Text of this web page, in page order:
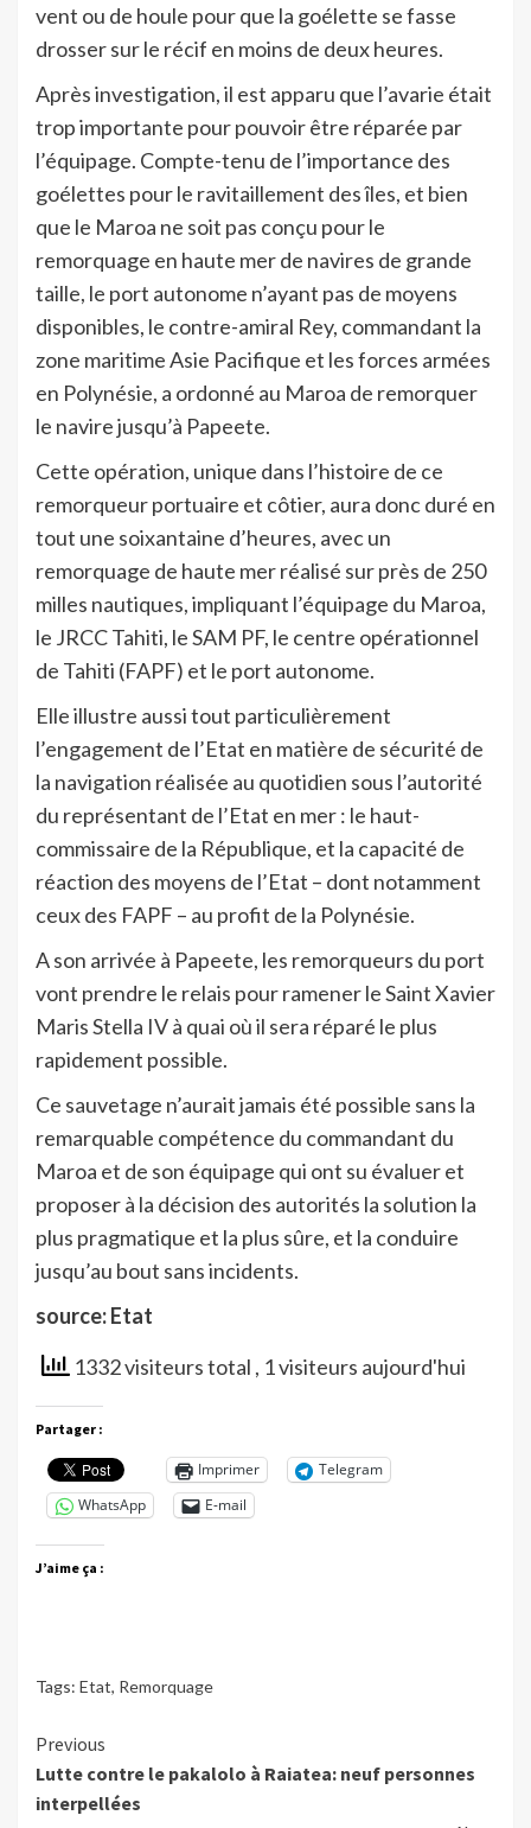
vent ou de houle pour que la goélette se fasse
drosser sur le récif en moins de deux heures.
Après investigation, il est apparu que l’avarie était
trop importante pour pouvoir être réparée par
l’équipage. Compte-tenu de l’importance des
goélettes pour le ravitaillement des îles, et bien
que le Maroa ne soit pas conçu pour le
remorquage en haute mer de navires de grande
taille, le port autonome n’ayant pas de moyens
disponibles, le contre-amiral Rey, commandant la
zone maritime Asie Pacifique et les forces armées
en Polynésie, a ordonné au Maroa de remorquer
le navire jusqu’à Papeete.
Cette opération, unique dans l’histoire de ce
remorqueur portuaire et côtier, aura donc duré en
tout une soixantaine d’heures, avec un
remorquage de haute mer réalisé sur près de 250
milles nautiques, impliquant l’équipage du Maroa,
le JRCC Tahiti, le SAM PF, le centre opérationnel
de Tahiti (FAPF) et le port autonome.
Elle illustre aussi tout particulièrement
l’engagement de l’Etat en matière de sécurité de
la navigation réalisée au quotidien sous l’autorité
du représentant de l’Etat en mer : le haut-
commissaire de la République, et la capacité de
réaction des moyens de l’Etat – dont notamment
ceux des FAPF – au profit de la Polynésie.
A son arrivée à Papeete, les remorqueurs du port
vont prendre le relais pour ramener le Saint Xavier
Maris Stella IV à quai où il sera réparé le plus
rapidement possible.
Ce sauvetage n’aurait jamais été possible sans la
remarquable compétence du commandant du
Maroa et de son équipage qui ont su évaluer et
proposer à la décision des autorités la solution la
plus pragmatique et la plus sûre, et la conduire
jusqu’au bout sans incidents.
source: Etat
1332 visiteurs total , 1 visiteurs aujourd'hui
Partager :
Imprimer
Telegram
WhatsApp
E-mail
J’aime ça :
Tags: Etat, Remorquage
Continue
Reading
Previous
Lutte contre le pakalolo à Raiatea: neuf personnes
interpellées